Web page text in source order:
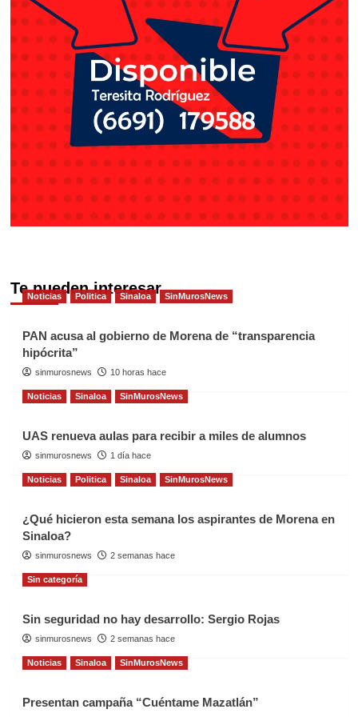
Te pueden interesar
Noticias Politica Sinaloa SinMurosNews
PAN acusa al gobierno de Morena de “transparencia
hipócrita”
sinmurosnews 10 horas hace
Noticias Sinaloa SinMurosNews
UAS renueva aulas para recibir a miles de alumnos
sinmurosnews 1 día hace
Noticias Politica Sinaloa SinMurosNews
¿Qué hicieron esta semana los aspirantes de Morena en
Sinaloa?
sinmurosnews 2 semanas hace
Sin categoría
Sin seguridad no hay desarrollo: Sergio Rojas
sinmurosnews 2 semanas hace
Noticias Sinaloa SinMurosNews
Presentan campaña “Cuéntame Mazatlán”